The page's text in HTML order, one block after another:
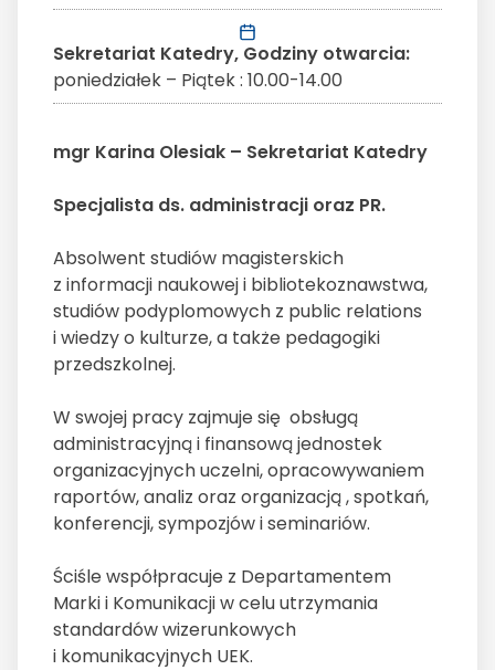
Sekretariat Katedry, Godziny otwarcia:
poniedziałek – Piątek : 10.00-14.00
mgr Karina Olesiak – Sekretariat Katedry
Specjalista ds. administracji oraz PR.
Absolwent studiów magisterskich
z informacji naukowej i bibliotekoznawstwa,
studiów podyplomowych z public relations
i wiedzy o kulturze, a także pedagogiki
przedszkolnej.
W swojej pracy zajmuje się obsługą
administracyjną i finansową jednostek
organizacyjnych uczelni, opracowywaniem
raportów, analiz oraz organizacją , spotkań,
konferencji, sympozjów i seminariów.
Ściśle współpracuje z Departamentem
Marki i Komunikacji w celu utrzymania
standardów wizerunkowych
i komunikacyjnych UEK.